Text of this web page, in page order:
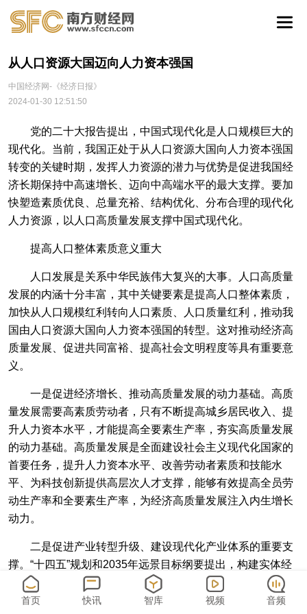
从人口资源大国迈向人力资本强国
中国经济网-《经济日报》
2024-01-30 12:51:50
党的二十大报告提出，中国式现代化是人口规模巨大的
现代化。当前，我国正处于从人口资源大国向人力资本强国
转变的关键时期，发挥人力资源的潜力与优势是促进我国经
济长期保持中高速增长、迈向中高端水平的最大支撑。要加
快塑造素质优良、总量充裕、结构优化、分布合理的现代化
人力资源，以人口高质量发展支撑中国式现代化。
提高人口整体素质意义重大
人口发展是关系中华民族伟大复兴的大事。人口高质量
发展的内涵十分丰富，其中关键要素是提高人口整体素质，
加快从人口规模红利转向人口素质、人口质量红利，推动我
国由人口资源大国向人力资本强国的转型。这对推动经济高
质量发展、促进共同富裕、提高社会文明程度等具有重要意
义。
一是促进经济增长、推动高质量发展的动力基础。高质
量发展需要高素质劳动者，只有不断提高城乡居民收入、提
升人力资本水平，才能提高全要素生产率，夯实高质量发展
的动力基础。高质量发展是全面建设社会主义现代化国家的
首要任务，提升人力资本水平、改善劳动者素质和技能水
平、为科技创新提供高层次人才支撑，能够有效提高全员劳
动生产率和全要素生产率，为经济高质量发展注入内生增长
动力。
二是促进产业转型升级、建设现代化产业体系的重要支
撑。“十四五”规划和2035年远景目标纲要提出，构建实体经
济、科技创新、现代金融、人力资源协同发展的现代产业体
系。人力资本的提升，能够提高劳动者创新意识和创造力，
首页 快讯 智库 视频 音频